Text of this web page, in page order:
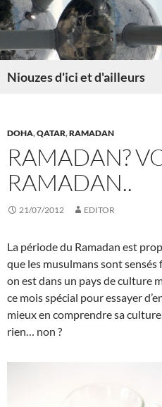
Skip
to
Niouzes d'ici et d'ailleurs
DOHA,QATAR,RAMADAN
RAMADAN?
RAMADAN..
21/07/2012 EDITOR
La période du Ramadan est
que les musulmans sont sensés
on est dans un pays de culture
ce mois spécial pour essayer
mieux en comprendre sa
rien… non ?